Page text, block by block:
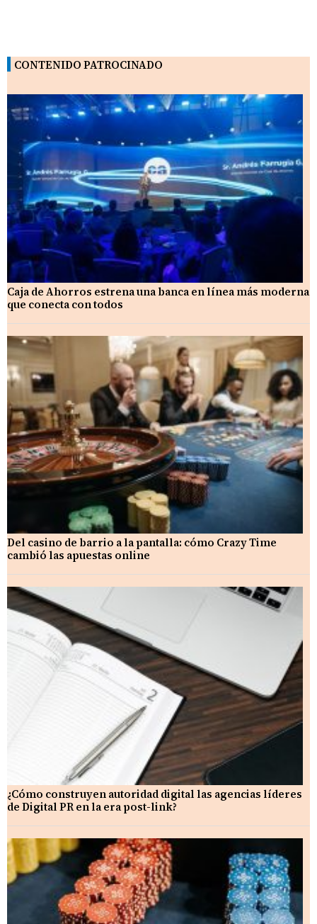
CONTENIDO PATROCINADO
Caja de Ahorros estrena una banca en línea más moderna
que conecta con todos
Del casino de barrio a la pantalla: cómo Crazy Time
cambió las apuestas online
¿Cómo construyen autoridad digital las agencias líderes
de Digital PR en la era post-link?